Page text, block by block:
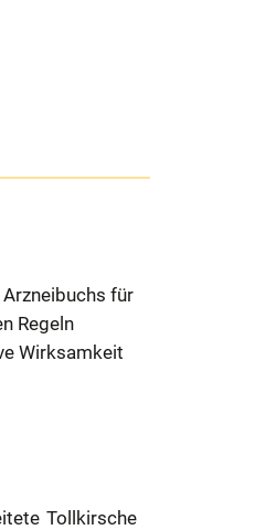
für
Regeln
Wirksamkeit
Tollkirsche